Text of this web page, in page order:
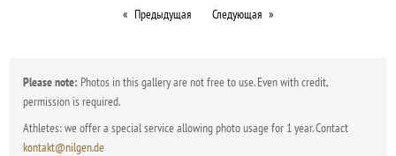
Предыдущая Следующая
Please note: Photos in this gallery are not free to use. Even with credit,
permission is required.
Athletes: we offer a special service allowing photo usage for 1 year. Contact
kontakt@nilgen.de